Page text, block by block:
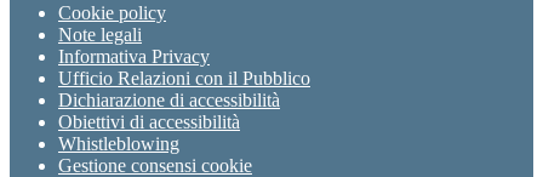
Cookie policy
Note legali
Informativa Privacy
Ufficio Relazioni con il Pubblico
Dichiarazione di accessibilità
Obiettivi di accessibilità
Whistleblowing
Gestione consensi cookie